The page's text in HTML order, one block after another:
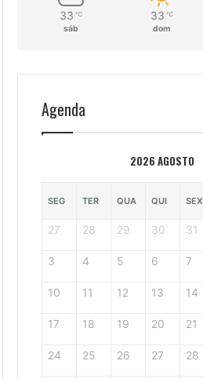
33 ℃
sáb
33 ℃
dom
Agenda
2026 AGOSTO
SEG TER QUA QUI SEX
27 28 29 30 31
3 4 5 6 7
10 11 12 13 14
17 18 19 20 21
24 25 26 27 28